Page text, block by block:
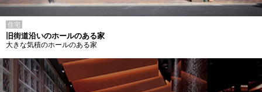
住宅
旧街道沿いのホールのある家
大きな気積のホールのある家